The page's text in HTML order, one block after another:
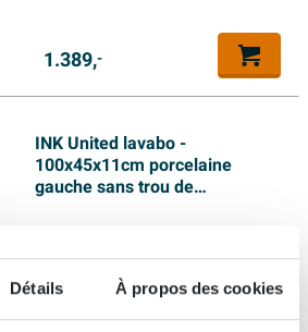
Détails À propos des cookies
1.389,-
INK United lavabo -
100x45x11cm porcelaine
gauche sans trou de
de trop-plein invisible - blanc